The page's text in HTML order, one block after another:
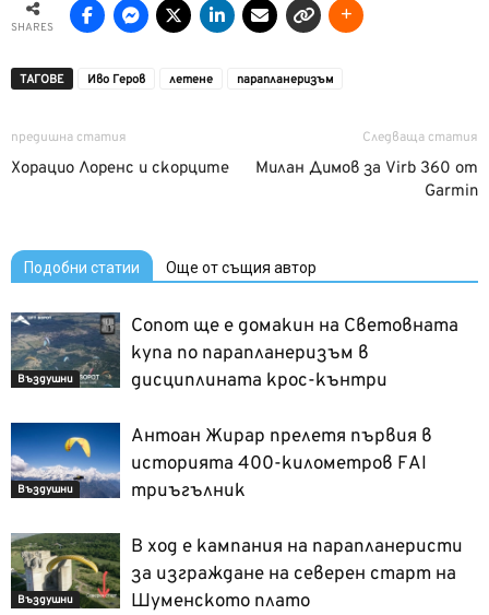
SHARES
ТАГОВЕ Иво Геров летене парапланеризъм
предишна статия
Хорацио Лоренс и скорците
Следваща статия
Милан Димов за Virb 360 от
Garmin
Подобни статии Още от същия автор
Въздушни
Сопот ще е домакин на Световната
купа по парапланеризъм в
дисциплината крос-кънтри
Въздушни
Антоан Жирар прелетя първия в
историята 400-километров FAI
триъгълник
Въздушни
В ход е кампания на парапланеристи
за изграждане на северен старт на
Шуменското плато